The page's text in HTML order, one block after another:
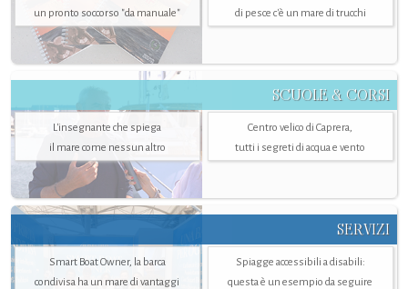
un pronto soccorso "da manuale"
di pesce c'è un mare di trucchi
SCUOLE & CORSI
L'insegnante che spiega
il mare come nessun altro
Centro velico di Caprera,
tutti i segreti di acqua e vento
SERVIZI
Smart Boat Owner, la barca
condivisa ha un mare di vantaggi
Spiagge accessibili a disabili:
questa è un esempio da seguire